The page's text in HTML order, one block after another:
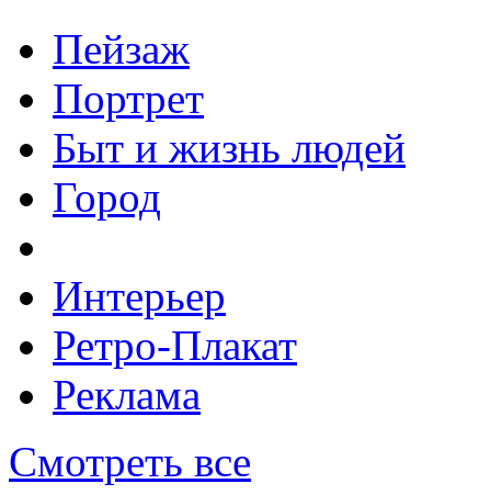
Пейзаж
Портрет
Быт и жизнь людей
Город
Интерьер
Ретро-Плакат
Реклама
Смотреть все